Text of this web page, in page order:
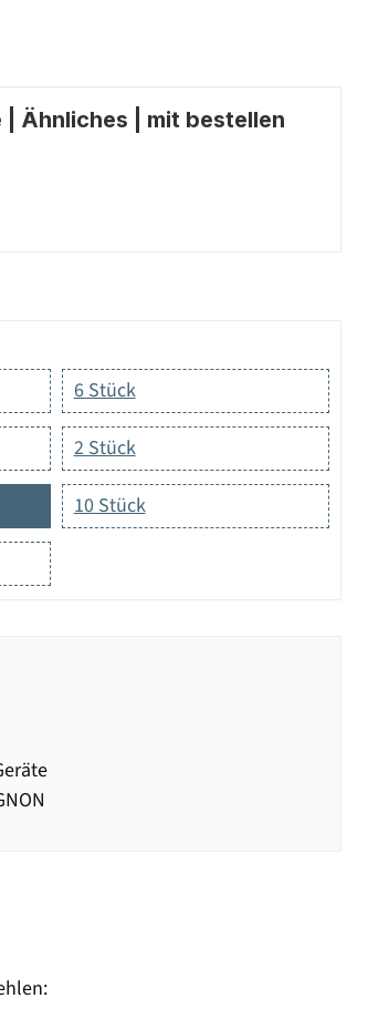
Ähnliches | mit bestellen
6 Stück
2 Stück
10 Stück